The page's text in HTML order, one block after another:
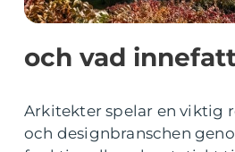
och vad
Arkitekter spelar en viktig
och designbranschen